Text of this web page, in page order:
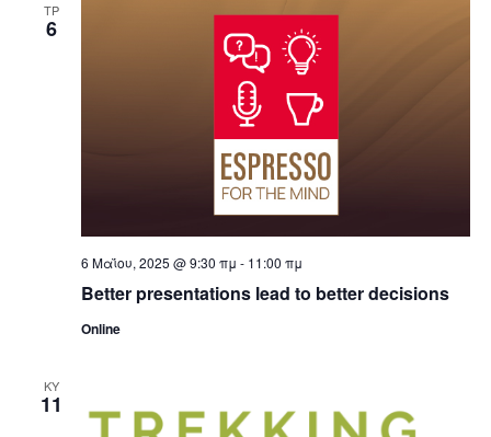
ΤΡ
6
Better presentations lead to better decisions
6 Μαΐου, 2025 @ 9:30 πμ - 11:00 πμ
Online
ΚΥ
11